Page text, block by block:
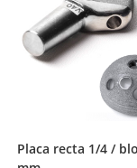
placa recta 1/4 / bloqueado x 10 orif. p/ø 2,7 mm. long.95